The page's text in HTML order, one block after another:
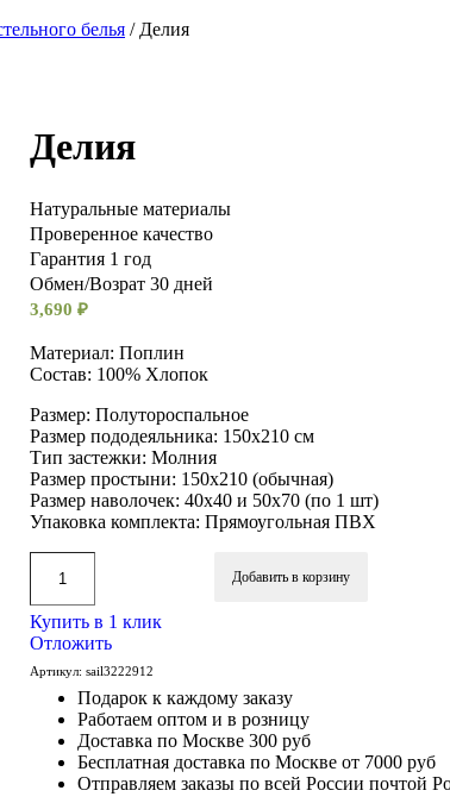
белья / Делия
Делия
Натуральные материалы
Проверенное качество
Гарантия 1 год
Обмен/Возрат 30 дней
3,690₽
Материал: Поплин
Состав: 100% Хлопок
Размер: Полутороспальное
Размер пододеяльника: 150х210 см
Тип застежки: Молния
Размер простыни: 150х210 (обычная)
Размер наволочек: 40х40 и 50х70 (по 1 шт)
Упаковка комплекта: Прямоугольная ПВХ
Добавить в корзину
Купить в 1 клик
Отложить
Артикул:sail3222912
Подарок к каждому заказу
Работаем оптом и в розницу
Доставка по Москве 300 руб
Бесплатная доставка по Москве от 7000 руб
Отправляем заказы по всей России почтой